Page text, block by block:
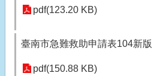
pdf(123.20 KB)
臺南市急難救助申請表104新版
pdf(150.88 KB)